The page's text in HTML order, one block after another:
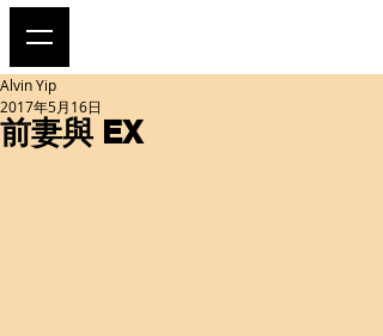
前妻與 EX
Alvin Yip
2017年5月16日